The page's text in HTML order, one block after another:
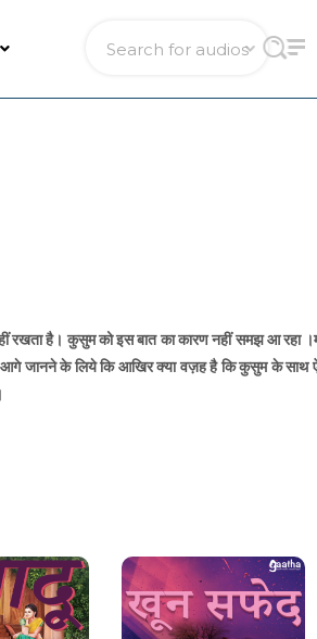
रखता है। कुसुम को इस बात का कारण नहीं समझ आ रहा
आगे जानने के लिये कि आखिर क्या वज़ह है कि कुसुम के साथ